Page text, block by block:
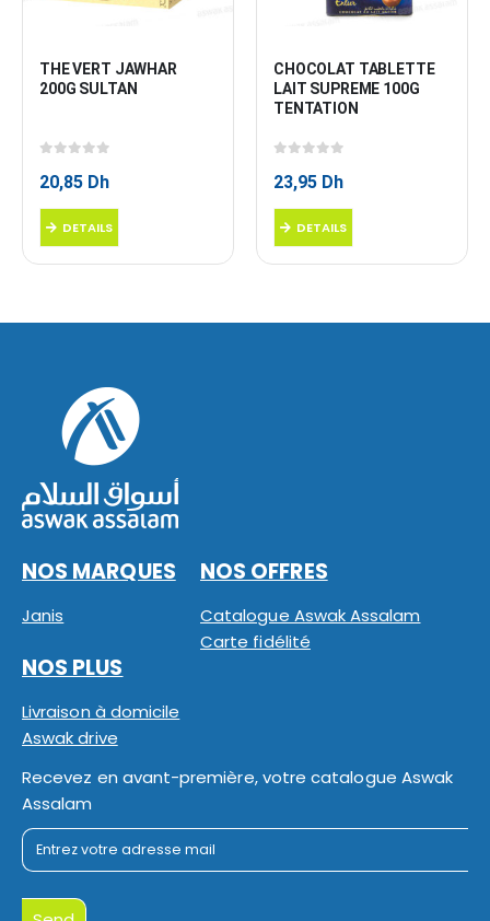
THE VERT JAWHAR
200G SULTAN
20,85 Dh
DETAILS
CHOCOLAT TABLETTE
LAIT SUPREME 100G
TENTATION
23,95 Dh
DETAILS
NOS MARQUES
Janis
NOS OFFRES
Catalogue Aswak Assalam
Carte fidélité
NOS PLUS
Livraison à domicile
Aswak drive
Recevez en avant-première, votre catalogue Aswak
Assalam